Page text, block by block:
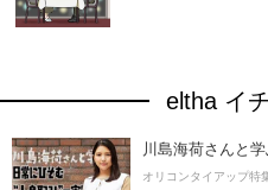
eltha イ
川島海荷さんと
オリコンタイアップ特